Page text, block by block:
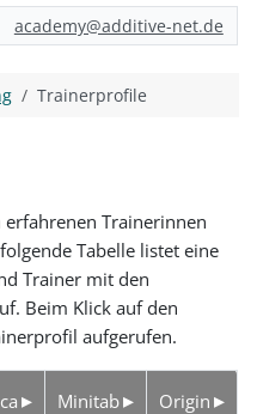
academy@additive-net.de
Trainerprofile
Trainerinnen
Tabelle listet eine
Trainer mit den
Beim Klick auf den
aufgerufen.
Minitab Origin